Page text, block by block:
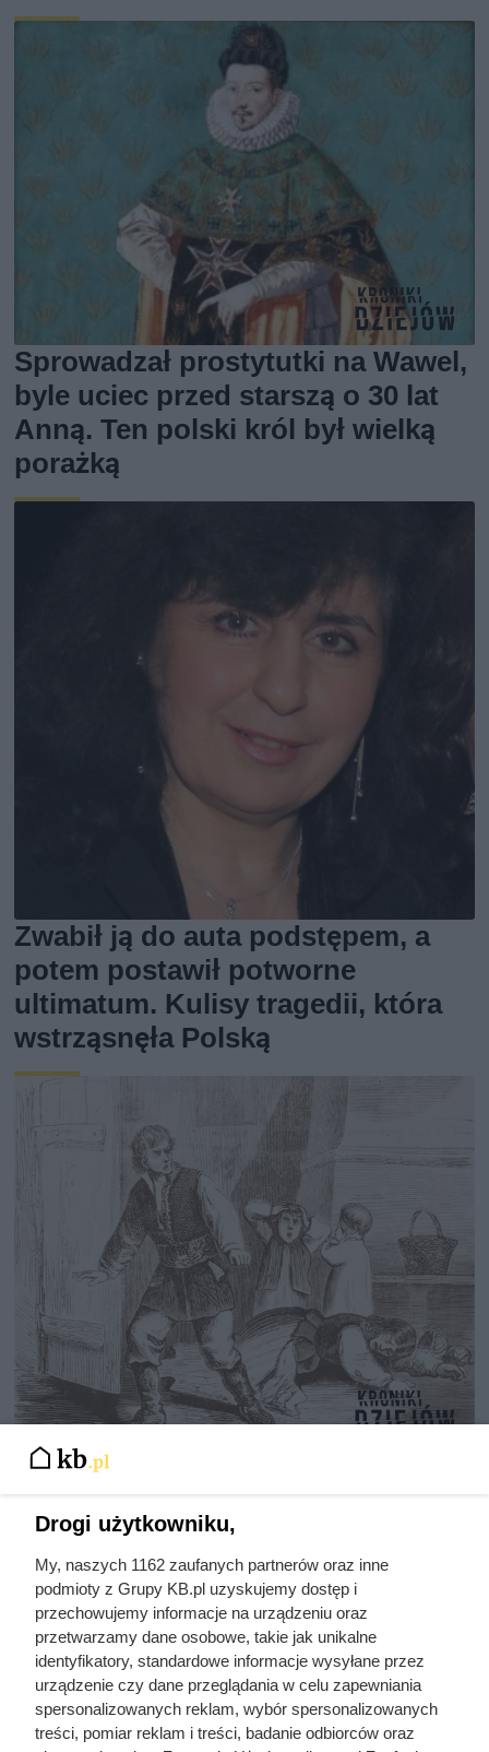
Sprowadzał prostytutki na Wawel,
byle uciec przed starszą o 30 lat
Anną. Ten polski król był wielką
porażką
Zwabił ją do auta podstępem, a
potem postawił potworne
ultimatum. Kulisy tragedii, która
wstrząsnęła Polską
Nie harówka była najgorsza.
zaczynał się po zamknięciu drzwi
domu
budownictwo
ekologiczne
dopłaty do domów
energooszczędnych
kolektory słoneczne
koszt budowy domu
pasywnego
Drogi użytkowniku,
My, naszych 1162 zaufanych partnerów oraz inne
podmioty z Grupy KB.pl uzyskujemy dostęp i
przechowujemy informacje na urządzeniu oraz
przetwarzamy dane osobowe, takie jak unikalne
identyfikatory, standardowe informacje wysyłane przez
urządzenie czy dane przeglądania w celu zapewniania
spersonalizowanych reklam, wybór spersonalizowanych
treści, pomiar reklam i treści, badanie odbiorców oraz